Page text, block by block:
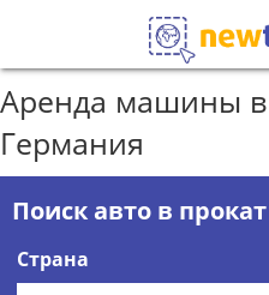
Аренда машины в
Германия
Поиск авто в прокат
Страна